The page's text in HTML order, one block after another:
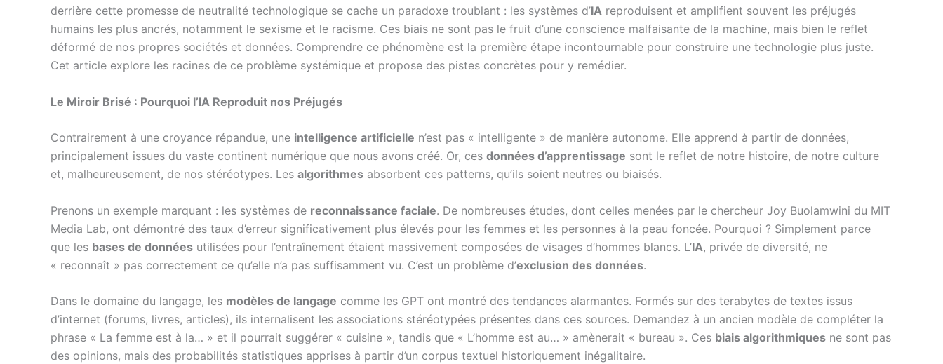
derrière cette promesse de neutralité technologique se cache un paradoxe troublant : les systèmes d’IA reproduisent et amplifient souvent les préjugés
humains les plus ancrés, notamment le sexisme et le racisme. Ces biais ne sont pas le fruit d’une conscience malfaisante de la machine, mais bien le reflet
déformé de nos propres sociétés et données. Comprendre ce phénomène est la première étape incontournable pour construire une technologie plus juste.
Cet article explore les racines de ce problème systémique et propose des pistes concrètes pour y remédier.
Le Miroir Brisé : Pourquoi l’IA Reproduit nos Préjugés
Contrairement à une croyance répandue, une intelligence artificielle n’est pas « intelligente » de manière autonome. Elle apprend à partir de données,
principalement issues du vaste continent numérique que nous avons créé. Or, ces données d’apprentissage sont le reflet de notre histoire, de notre culture
et, malheureusement, de nos stéréotypes. Les algorithmes absorbent ces patterns, qu’ils soient neutres ou biaisés.
Prenons un exemple marquant : les systèmes de reconnaissance faciale. De nombreuses études, dont celles menées par le chercheur Joy Buolamwini du MIT
Media Lab, ont démontré des taux d’erreur significativement plus élevés pour les femmes et les personnes à la peau foncée. Pourquoi ? Simplement parce
que les bases de données utilisées pour l’entraînement étaient massivement composées de visages d’hommes blancs. L’IA, privée de diversité, ne
« reconnaît » pas correctement ce qu’elle n’a pas suffisamment vu. C’est un problème d’exclusion des données.
Dans le domaine du langage, les modèles de langage comme les GPT ont montré des tendances alarmantes. Formés sur des terabytes de textes issus
d’internet (forums, livres, articles), ils internalisent les associations stéréotypées présentes dans ces sources. Demandez à un ancien modèle de compléter la
phrase « La femme est à la… » et il pourrait suggérer « cuisine », tandis que « L’homme est au… » amènerait « bureau ». Ces biais algorithmiques ne sont pas
des opinions, mais des probabilités statistiques apprises à partir d’un corpus textuel historiquement inégalitaire.